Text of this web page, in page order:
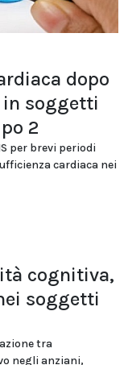
dopo
in soggetti
2
per brevi periodi
cardiaca nei
cognitiva,
soggetti
tra
negli anziani,